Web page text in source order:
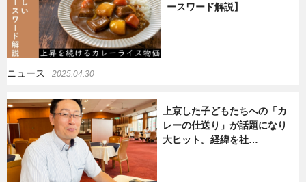
副業
グルメ
暮らし
ースワード解説】
ニュース 2025.04.30
上京した子どもたちへの「カ
レーの仕送り」が話題になり
大ヒット。経緯を社…